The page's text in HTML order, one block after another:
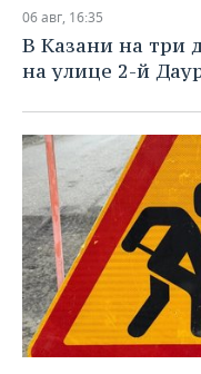
НЕФТЕХИМИЯ
НЕФТЬ
ОПК
ЭНЕРГЕТИКА
РОЗНИЧНАЯ
УСЛУГИ
НОВОСТИ
МЕДИА
МЕРОПРИЯТИЯ
ВЫЕЗДНАЯ
БИЗНЕС-БРАНЧИ
ONLINE-
ОТКРЫТАЯ ЛЕКЦИЯ
НОВОСТИ СПОРТА
ФУТБОЛ
ХОККЕЙ
БАСКЕТБОЛ
ВОЛЕЙБОЛ
ОБЩЕСТВО
НОВОСТИ
ВЛАСТЬ
ИНФРАСТРУКТУРА
ИСТОРИЯ
ФОТОГАЛЕРЕЯ
СЮЖЕТЫ
СПРАВОЧНИК
СПИСОК ПЕРСОН
ПОЛНАЯ ВЕРСИЯ
06 авг, 16:35
В Казани на три
на улице 2-й